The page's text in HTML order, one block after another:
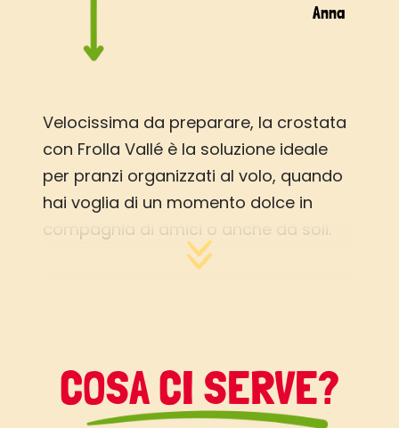
Anna
Velocissima da preparare, la crostata
con Frolla Vallé è la soluzione ideale
per pranzi organizzati al volo, quando
hai voglia di un momento dolce in
compagnia di amici o anche da soli.
Avere in frigo una confezione di frolla
per il palato, grazie ai differenti colori e
sapori delle marmellate.
COSA CI SERVE?